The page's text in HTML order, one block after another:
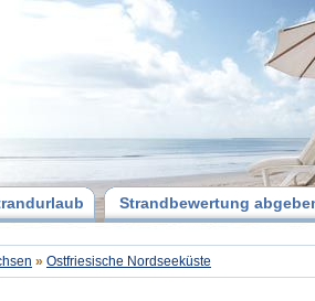
Strandbewertung
» Ostfriesische Nordseeküste